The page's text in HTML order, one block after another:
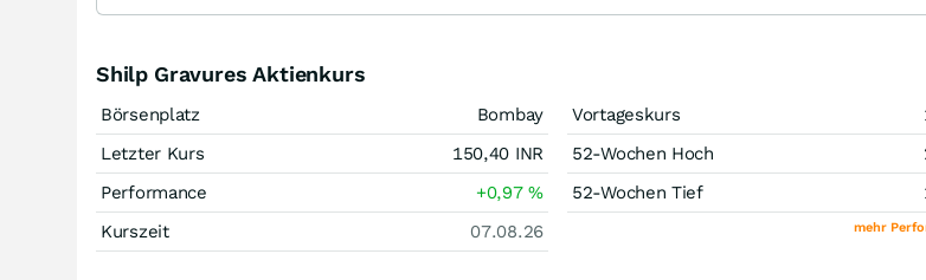
Shilp Gravures Aktienkurs
Börsenplatz
Bombay
Letzter Kurs
150,40 INR
Performance
+0,97%
Kurszeit
07.08.26
Vortageskurs
52-Wochen Hoch
52-Wochen Tief
mehr